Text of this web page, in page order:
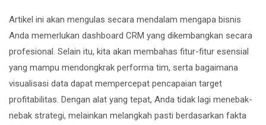
Artikel ini akan mengulas secara mendalam mengapa bisnis
Anda memerlukan dashboard CRM yang dikembangkan secara
profesional. Selain itu, kita akan membahas fitur-fitur esensial
yang mampu mendongkrak performa tim, serta bagaimana
visualisasi data dapat mempercepat pencapaian target
profitabilitas. Dengan alat yang tepat, Anda tidak lagi menebak-
nebak strategi, melainkan melangkah pasti berdasarkan fakta